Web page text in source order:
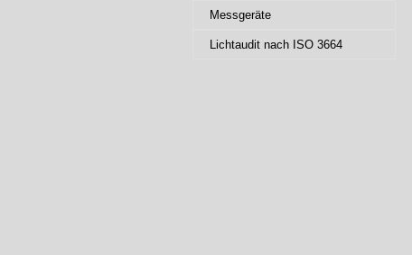
Messgeräte
Lichtaudit nach ISO 3664